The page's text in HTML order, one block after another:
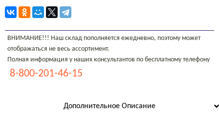
ВНИМАНИЕ!!! Наш склад пополняется ежедневно, поэтому может
отображаться не весь ассортимент.
Полная информация у наших консультантов по бесплатному телефону
8-800-201-46-15
Дополнительное Описание